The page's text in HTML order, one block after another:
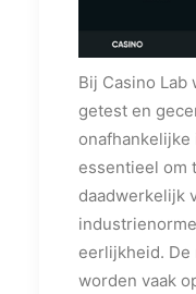
Bij Casino Lab
getest en
essentieel om
daadwerkelijk
eerlijkheid. De
worden vaak